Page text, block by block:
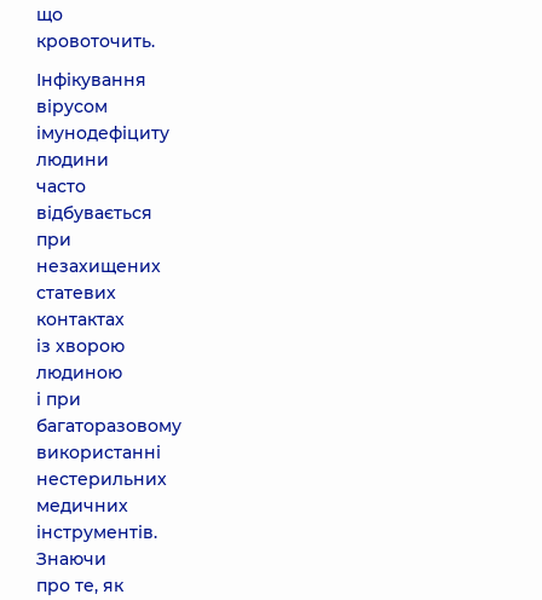
що
кровоточить.
Інфікування
вірусом
імунодефіциту
людини
часто
відбувається
при
незахищених
статевих
контактах
із хворою
людиною
і при
багаторазовому
використанні
нестерильних
медичних
інструментів.
Знаючи
про те, як